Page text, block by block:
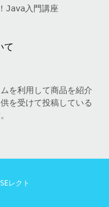
Java入門講座
て
を利用して商品を紹介
を受けて投稿している
レクト